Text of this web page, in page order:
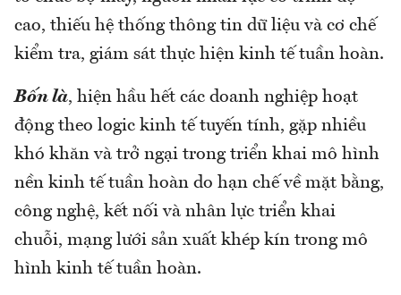
cao, thiếu hệ thống thông tin dữ liệu và cơ chế
kiểm tra, giám sát thực hiện kinh tế tuần hoàn.
Bốn là, hiện hầu hết các doanh nghiệp hoạt
động theo logic kinh tế tuyến tính, gặp nhiều
khó khăn và trở ngại trong triển khai mô hình
nền kinh tế tuần hoàn do hạn chế về mặt bằng,
công nghệ, kết nối và nhân lực triển khai
chuỗi, mạng lưới sản xuất khép kín trong mô
hình kinh tế tuần hoàn.